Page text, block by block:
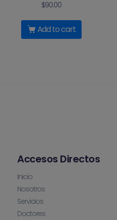
$90.00
Add to cart
Accesos Directos
Inicio
Nosotros
Servicios
Doctores